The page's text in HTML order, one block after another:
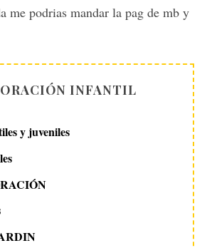
me podrias mandar la pag de mb y
INFANTIL
y juveniles